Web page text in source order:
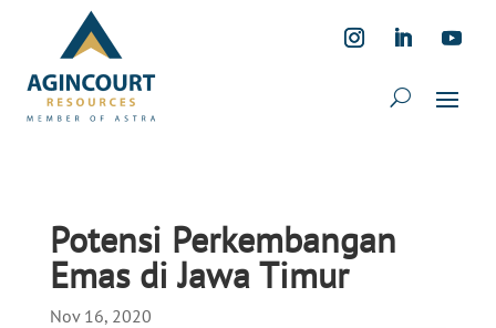
Potensi Perkembangan
Emas di Jawa Timur
Nov 16, 2020